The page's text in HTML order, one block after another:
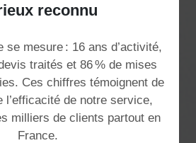
reconnu
se mesure : 16 ans d’activité,
traités et 86 % de mises
Ces chiffres témoignent de
l’efficacité de notre service,
milliers de clients partout en
France.